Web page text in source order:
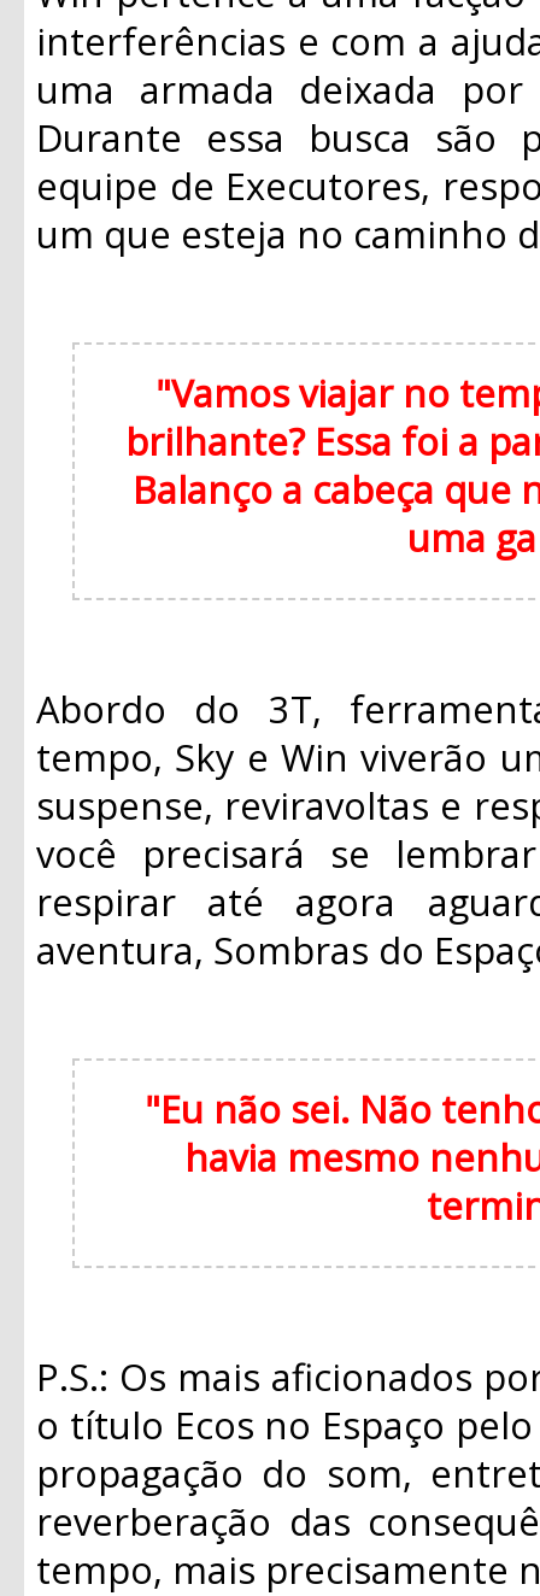
interferências e com a
uma armada deixada
Durante essa busca são
equipe de Executores,
um que esteja no caminho
"Vamos viajar no
brilhante? Essa foi a
Balanço a cabeça
uma
Abordo do 3T,
tempo, Sky e Win viverão
suspense, reviravoltas e
você precisará se
respirar até agora
aventura, Sombras do
"Eu não sei. Não
havia mesmo
P.S.: Os mais aficionados
o título Ecos no Espaço
propagação do som,
reverberação das
tempo, mais precisamente